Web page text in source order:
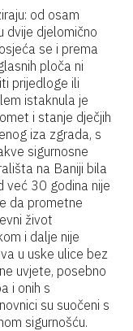
od osam
dvije djelomično
se i prema
ploča ni
prijedloge ili
istaknula je
i stanje dječjih
iza zgrada, s
sigurnosne
na Baniji bila
već 30 godina nije
da prometne
život
i dalje nije
u uske ulice bez
uvjete, posebno
i onih s
su suočeni s
sigurnošću.